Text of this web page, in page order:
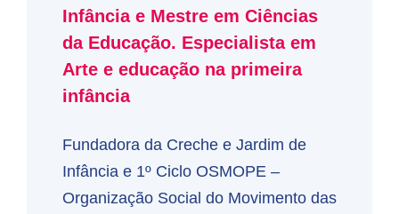
Infância e Mestre em Ciências
da Educação. Especialista em
Arte e educação na primeira
infância
Fundadora da Creche e Jardim de
Infância e 1º Ciclo OSMOPE –
Organização Social do Movimento das